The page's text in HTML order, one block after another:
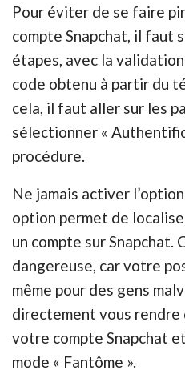
Pour éviter de se faire
compte Snapchat, il faut
étapes, avec la
code obtenu à partir du
cela, il faut aller sur les
sélectionner «
procédure.
Ne jamais activer
option permet de
un compte sur
dangereuse, car votre
même pour des gens
directement vous rendre
votre compte Snapchat
mode « Fantôme ».